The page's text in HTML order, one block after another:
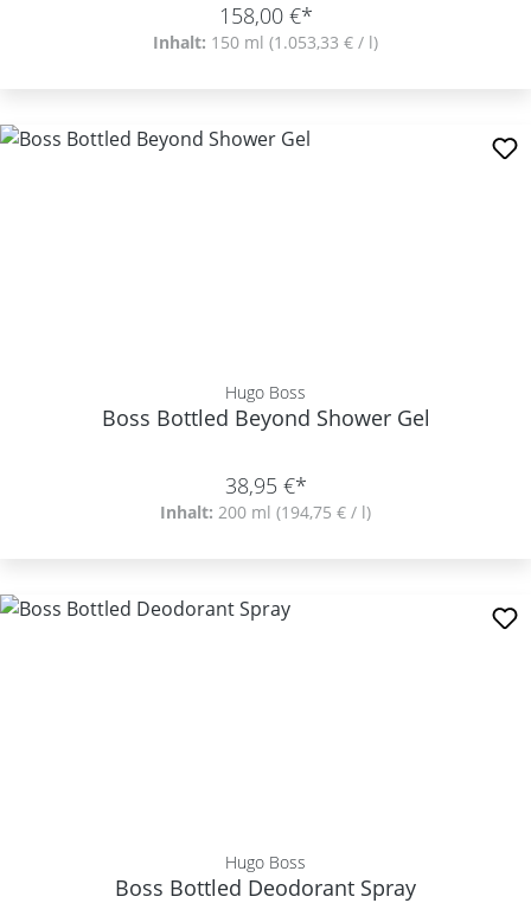
158,00 €*
Inhalt: 150 ml (1.053,33 € / l)
Hugo Boss
Boss Bottled Beyond Shower Gel
38,95 €*
Inhalt: 200 ml (194,75 € / l)
Hugo Boss
Boss Bottled Deodorant Spray